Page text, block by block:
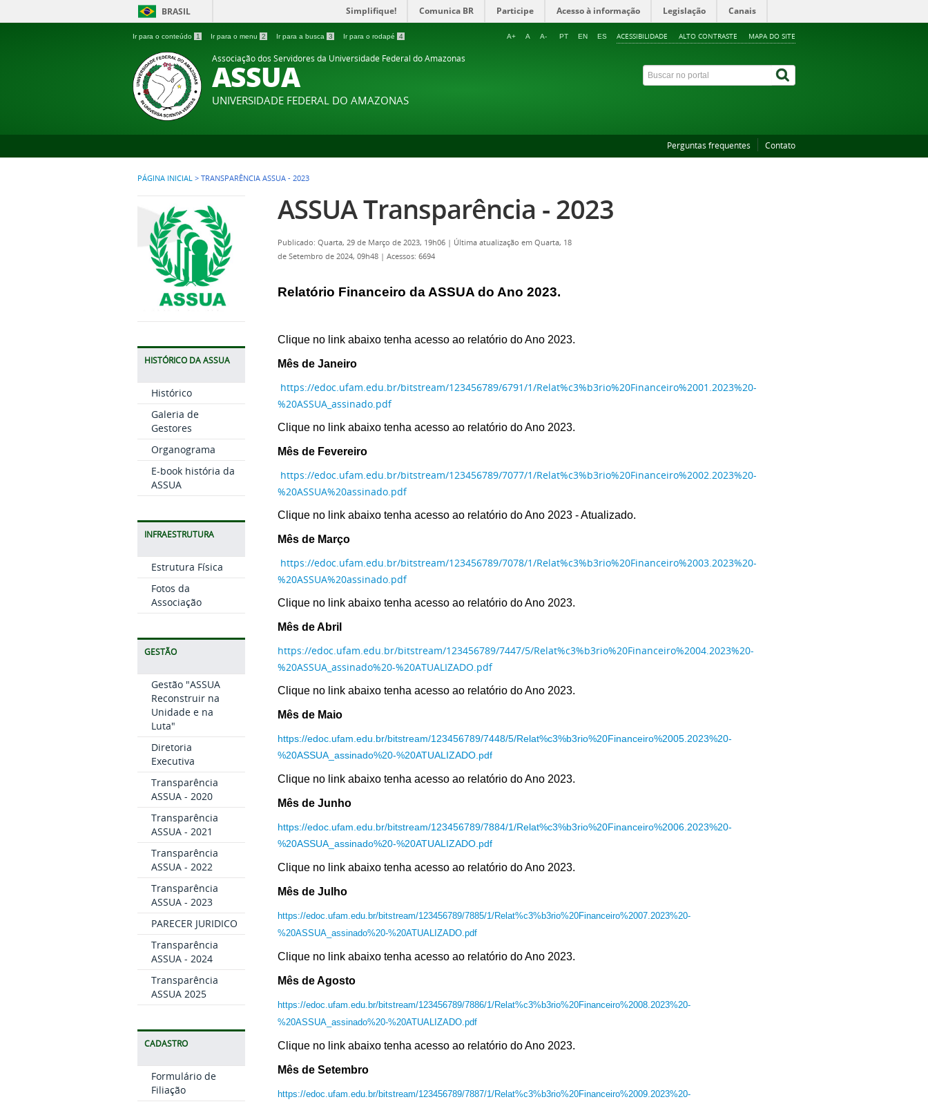
BRASIL Simplifique! Comunica BR Participe Acesso à informação Legislação Canais
Ir para o conteúdo 1 Ir para o menu 2 Ir para a busca 3 Ir para o rodapé 4 ACESSIBILIDADE ALTO CONTRASTE MAPA DO SITE
A+ A A- PT EN ES
Associação dos Servidores da Universidade Federal do Amazonas
ASSUA
UNIVERSIDADE FEDERAL DO AMAZONAS
Perguntas frequentes Contato
PÁGINA INICIAL > TRANSPARÊNCIA ASSUA - 2023
HISTÓRICO DA ASSUA
Histórico
Galeria de
Gestores
Organograma
E-book história da
ASSUA
INFRAESTRUTURA
Estrutura Física
Fotos da
Associação
GESTÃO
Gestão "ASSUA
Reconstruir na
Unidade e na
Luta"
Diretoria
Executiva
Transparência
ASSUA - 2020
Transparência
ASSUA - 2021
Transparência
ASSUA - 2022
Transparência
ASSUA - 2023
PARECER JURIDICO
Transparência
ASSUA - 2024
Transparência
ASSUA 2025
CADASTRO
Formulário de
Filiação
ASSUA Transparência - 2023
Publicado: Quarta, 29 de Março de 2023, 19h06 | Última atualização em Quarta, 18
de Setembro de 2024, 09h48 | Acessos: 6694
Relatório Financeiro da ASSUA do Ano 2023.
Clique no link abaixo tenha acesso ao relatório do Ano 2023.
Mês de Janeiro
https://edoc.ufam.edu.br/bitstream/123456789/6791/1/Relat%c3%b3rio%20Financeiro%2001.2023%20-
%20ASSUA_assinado.pdf
Clique no link abaixo tenha acesso ao relatório do Ano 2023.
Mês de Fevereiro
https://edoc.ufam.edu.br/bitstream/123456789/7077/1/Relat%c3%b3rio%20Financeiro%2002.2023%20-
%20ASSUA%20assinado.pdf
Clique no link abaixo tenha acesso ao relatório do Ano 2023 - Atualizado.
Mês de Março
https://edoc.ufam.edu.br/bitstream/123456789/7078/1/Relat%c3%b3rio%20Financeiro%2003.2023%20-
%20ASSUA%20assinado.pdf
Clique no link abaixo tenha acesso ao relatório do Ano 2023.
Mês de Abril
https://edoc.ufam.edu.br/bitstream/123456789/7447/5/Relat%c3%b3rio%20Financeiro%2004.2023%20-
%20ASSUA_assinado%20-%20ATUALIZADO.pdf
Clique no link abaixo tenha acesso ao relatório do Ano 2023.
Mês de Maio
https://edoc.ufam.edu.br/bitstream/123456789/7448/5/Relat%c3%b3rio%20Financeiro%2005.2023%20-
%20ASSUA_assinado%20-%20ATUALIZADO.pdf
Clique no link abaixo tenha acesso ao relatório do Ano 2023.
Mês de Junho
https://edoc.ufam.edu.br/bitstream/123456789/7884/1/Relat%c3%b3rio%20Financeiro%2006.2023%20-
%20ASSUA_assinado%20-%20ATUALIZADO.pdf
Clique no link abaixo tenha acesso ao relatório do Ano 2023.
Mês de Julho
https://edoc.ufam.edu.br/bitstream/123456789/7885/1/Relat%c3%b3rio%20Financeiro%2007.2023%20-
%20ASSUA_assinado%20-%20ATUALIZADO.pdf
Clique no link abaixo tenha acesso ao relatório do Ano 2023.
Mês de Agosto
https://edoc.ufam.edu.br/bitstream/123456789/7886/1/Relat%c3%b3rio%20Financeiro%2008.2023%20-
%20ASSUA_assinado%20-%20ATUALIZADO.pdf
Clique no link abaixo tenha acesso ao relatório do Ano 2023.
Mês de Setembro
https://edoc.ufam.edu.br/bitstream/123456789/7887/1/Relat%c3%b3rio%20Financeiro%2009.2023%20-